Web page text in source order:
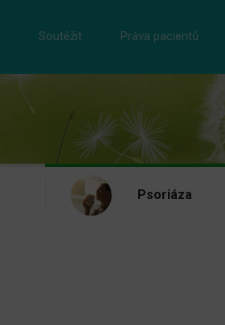
Soutěžit Práva pacientů
Psoriáza